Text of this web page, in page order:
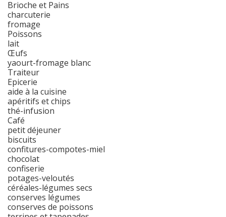
Brioche et Pains
charcuterie
fromage
Poissons
lait
Œufs
yaourt-fromage blanc
Traiteur
Epicerie
aide à la cuisine
apéritifs et chips
thé-infusion
Café
petit déjeuner
biscuits
confitures-compotes-miel
chocolat
confiserie
potages-veloutés
céréales-légumes secs
conserves légumes
conserves de poissons